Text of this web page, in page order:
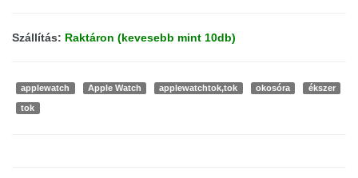
Szállítás: Raktáron (kevesebb mint 10db)
applewatch Apple Watch applewatchtok,tok okosóra ékszer
tok